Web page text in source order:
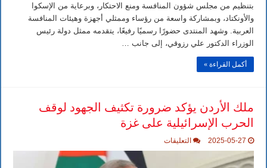
بتنظيم من مجلس شؤون المنافسة ومنع الاحتكار، وبرعاية من الإسكوا
والأونكتاد، وبمشاركة واسعة من رؤساء وممثلي أجهزة وهيئات المنافسة
العربية. وشهد المنتدى حضورًا رسميًا رفيعًا، يتقدمه ممثل دولة رئيس
الوزراء الدكتور علي رزوقي، إلى جانب …
أكمل القراءة »
ملك الأردن يؤكد ضرورة تكثيف الجهود لوقف
الحرب الإسرائيلية على غزة
2025-05-27 التعليقات